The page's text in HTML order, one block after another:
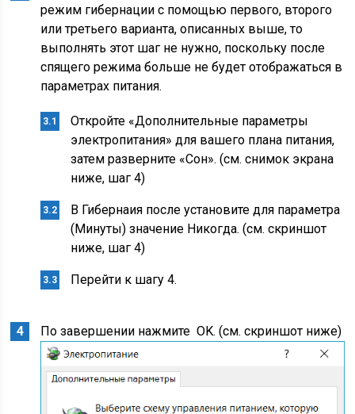
режим гибернации с помощью первого, второго
или третьего варианта, описанных выше, то
выполнять этот шаг не нужно, поскольку после
спящего режима больше не будет отображаться в
параметрах питания.
Откройте «Дополнительные параметры
электропитания» для вашего плана питания,
затем разверните «Сон». (см. снимок экрана
ниже, шаг 4)
В Гибернаия после установите для параметра
(Минуты) значение Никогда. (см. скриншот
ниже, шаг 4)
Перейти к шагу 4.
По завершении нажмите OK. (см. скриншот ниже)